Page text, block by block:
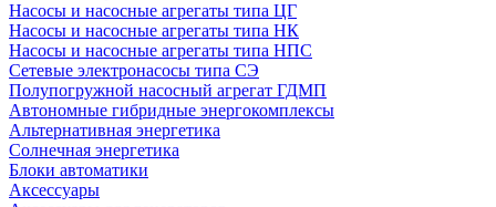
Насосы и насосные агрегаты типа ЦГ
Насосы и насосные агрегаты типа НК
Насосы и насосные агрегаты типа НПС
Сетевые электронасосы типа СЭ
Полупогружной насосный агрегат ГДМП
Автономные гибридные энергокомплексы
Альтернативная энергетика
Солнечная энергетика
Блоки автоматики
Аксессуары